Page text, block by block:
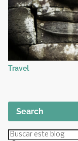
Travel
Search